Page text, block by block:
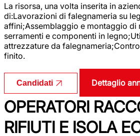
La risorsa, una volta inserita in
di:Lavorazioni di falegnameria su
affini;Assemblaggio e montaggio di
serramenti e componenti in
attrezzature da
finito.
Candidati Dettaglio
OPERATORI
RIFIUTI E ISOLA